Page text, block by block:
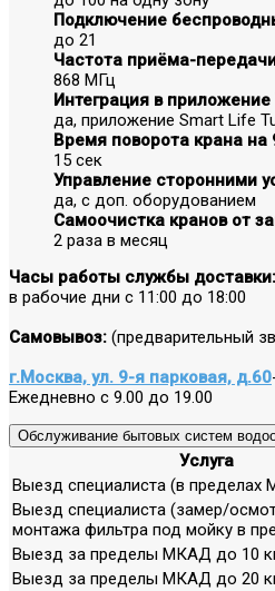
Подключение
до 21
Частота приёма-
868 МГц
Интеграция в
да, приложение Smart Life
Время поворота крана на
15 сек
Управление сторонними
да, с доп. оборудованием
Самоочистка кранов от
2 раза в месяц
Часы работы службы доставки:
в рабочие дни с 11:00 до 18:00
Самовывоз: (предварительный
г.Москва, ул. 9-я парковая, д.60
Ежедневно с 9.00 до 19.00
Обслуживание бытовых систем
Услуга
Выезд специалиста (в пределах
Выезд специалиста (замер/
монтажа фильтра под мойку в
Выезд за пределы МКАД до 10
Выезд за пределы МКАД до 20